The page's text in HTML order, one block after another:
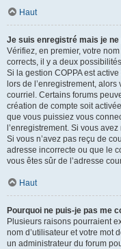
Haut
Je suis enregistré mais je
Vérifiez, en premier, votre
corrects, il y a deux
Si la gestion COPPA est
lors de l’enregistrement,
courriel. Certains forums
création de compte soit
que vous puissiez vous
l’enregistrement. Si vous
Si vous n’avez pas reçu de
adresse incorrecte ou que le
vous êtes sûr de l’adresse
Haut
Pourquoi ne puis-je pas me
Plusieurs raisons pourraient
nom d’utilisateur et votre mot
un administrateur du forum